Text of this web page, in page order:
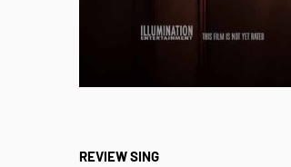
REVIEW SING